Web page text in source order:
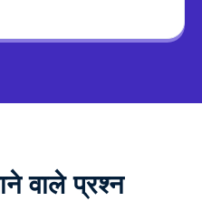
वाले प्रश्न